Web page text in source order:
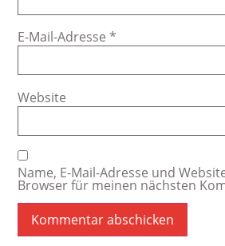
E-Mail-Adresse *
Website
Name, E-Mail-Adresse und
Browser für meinen nächsten